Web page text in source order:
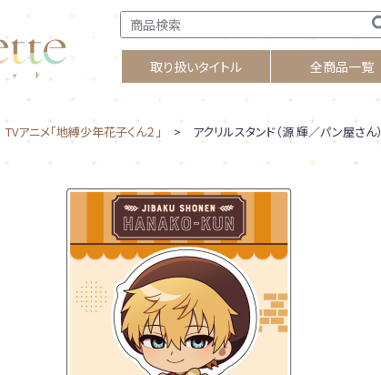
取り扱いタイトル 全商品一覧
TVアニメ「地縛少年花子くん２」 > アクリルスタンド（源 輝／パン屋さん）